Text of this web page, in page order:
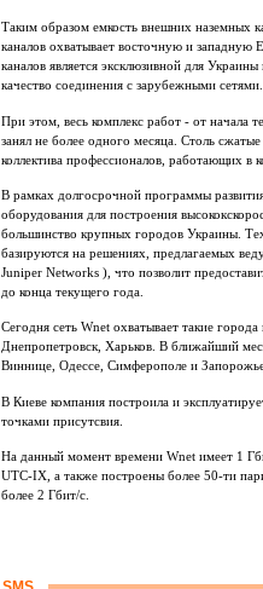
Таким образом емкость внешних наземных
каналов охватывает восточную и
каналов является эксклюзивной для
качество соединения с зарубежными сетями.
При этом, весь комплекс работ - от начала
занял не более одного месяца. Столь
коллектива профессионалов, работающих в
В рамках долгосрочной программы
оборудования для построения
большинство крупных городов Украины.
базируются на решениях, предлагаемых
Juniper Networks ), что позволит
до конца текущего года.
Сегодня сеть Wnet охватывает такие
Днепропетровск, Харьков. В ближайший
Виннице, Одессе, Симферополе и
В Киеве компания построила и
точками присутсвия.
На данный момент времени Wnet имеет 1
UTC-IX, а также построены более 50-ти
более 2 Гбит/с.